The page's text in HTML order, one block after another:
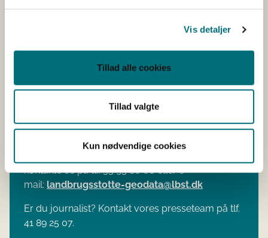
Vis detaljer
Tillad alle cookies
Tillad valgte
Kun nødvendige cookies
Kom med i vores brugerpanel
Vil du være med, når Landbrugsstyrelsen
Kontakt
kontakte os på tlf. 33 95 80 00 eller e-
mail: landbrugsstotte-geodata@lbst.dk
Er du journalist? Kontakt vores presseteam på tlf.
41 89 25 07.